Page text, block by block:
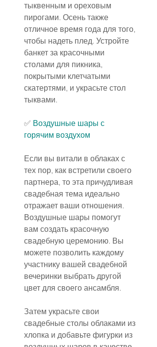
тыквенным и ореховым
пирогами. Осень также
отличное время года для того,
чтобы надеть плед. Устройте
банкет за красочными
столами для пикника,
покрытыми клетчатыми
скатертями, и украсьте стол
тыквами.
✅ Воздушные шары с
горячим воздухом
Если вы витали в облаках с
тех пор, как встретили своего
партнера, то эта причудливая
свадебная тема идеально
отражает ваши отношения.
Воздушные шары помогут
вам создать красочную
свадебную церемонию. Вы
можете позволить каждому
участнику вашей свадебной
вечеринки выбрать другой
цвет для своего ансамбля.
Затем украсьте свои
свадебные столы облаками из
хлопка и добавьте фигурки из